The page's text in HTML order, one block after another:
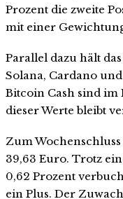
Prozent die zweite
mit einer
Parallel dazu hält
Solana, Cardano
Bitcoin Cash sind im
dieser Werte bleibt
Zum
39,63 Euro. Trotz
0,62 Prozent
ein Plus. Der